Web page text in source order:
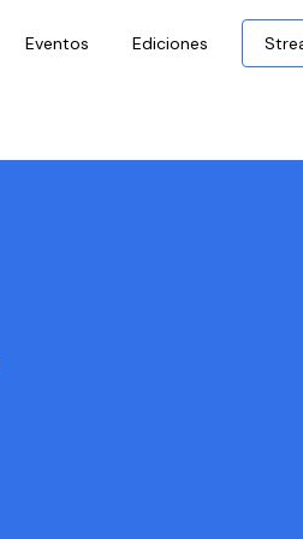
Eventos Ediciones